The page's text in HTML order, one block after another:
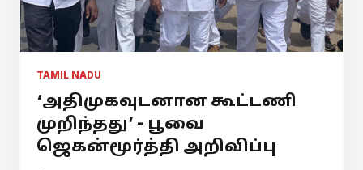
TAMIL NADU
‘அதிமுகவுடனான கூட்டணி
முறிந்தது’ - பூவை
ஜெகன்மூர்த்தி அறிவிப்பு